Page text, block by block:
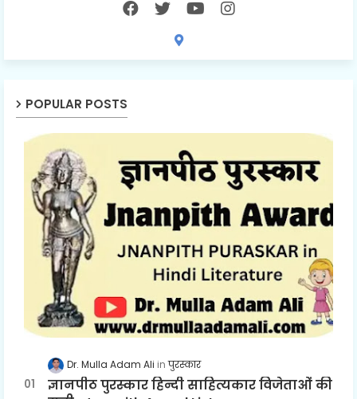
POPULAR POSTS
Dr. Mulla Adam Ali पुरस्कार
ज्ञानपीठ पुरस्कार हिन्दी साहित्यकार विजेताओं की